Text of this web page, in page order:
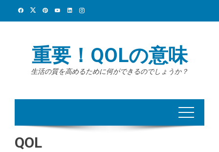
重要！QOLの意味
生活の質を高めるために何ができるのでしょうか？
QOL